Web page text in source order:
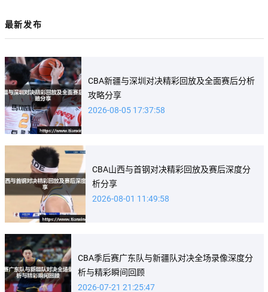
最新发布
CBA新疆与深圳对决精彩回放及全面赛后分析
攻略分享
2026-08-05 17:37:58
CBA山西与首钢对决精彩回放及赛后深度分
析分享
2026-08-01 11:49:58
CBA季后赛广东队与新疆队对决全场录像深度分
析与精彩瞬间回顾
2026-07-21 21:25:47